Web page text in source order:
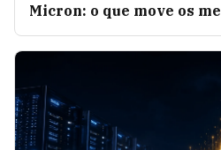
Micron: o que move os